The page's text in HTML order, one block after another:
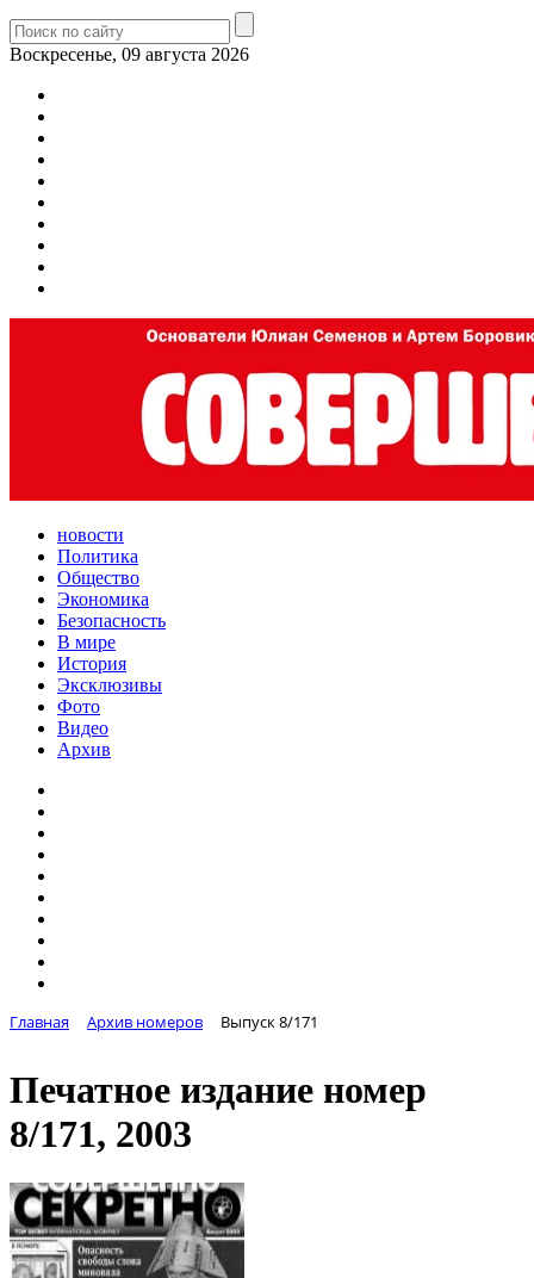
Воскресенье, 09 августа 2026
новости
Политика
Общество
Экономика
Безопасность
В мире
История
Эксклюзивы
Фото
Видео
Архив
Главная Архив номеров Выпуск 8/171
Печатное издание номер
8/171, 2003